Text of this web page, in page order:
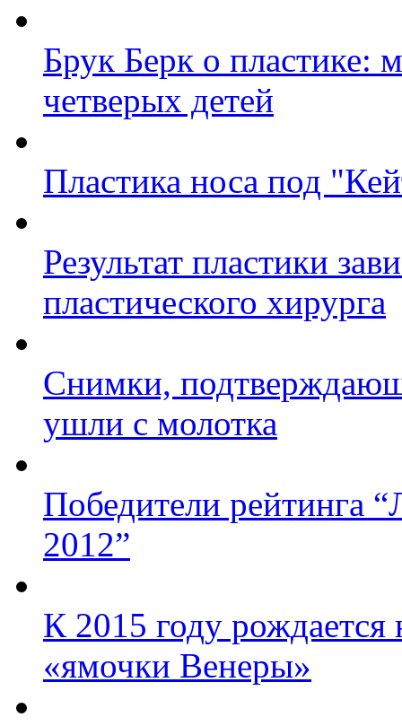
Брук Берк о пластике:
четверых детей
Пластика носа под
Результат пластики
пластического хирурга
Снимки,
ушли с молотка
Победители рейтинга
2012”
К 2015 году рождается
«ямочки Венеры»